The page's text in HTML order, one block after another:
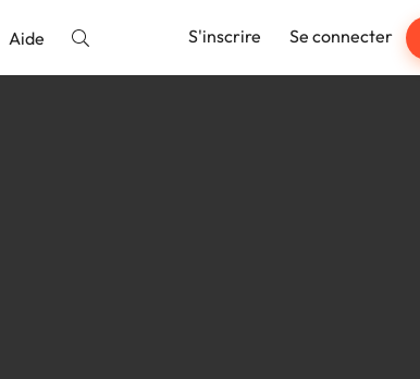
Aide S'inscrire Se connecter